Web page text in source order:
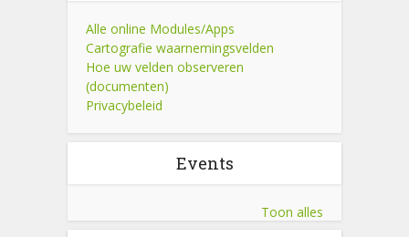
Alle online Modules/Apps
Cartografie waarnemingsvelden
Hoe uw velden observeren
(documenten)
Privacybeleid
Events
Toon alles